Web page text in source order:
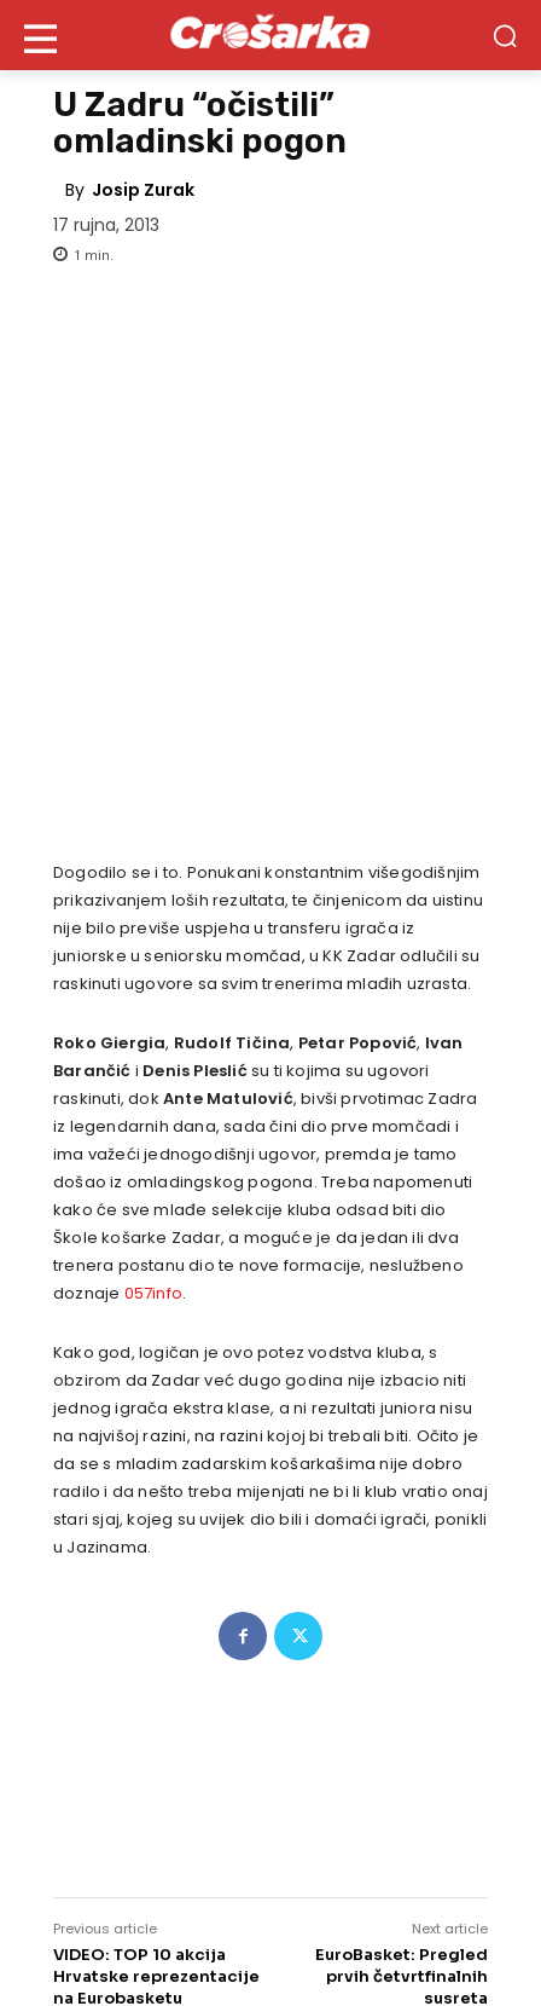
U Zadru “očistili”
omladinski pogon
By Josip Zurak
17 rujna, 2013
1 min.
Dogodilo se i to. Ponukani konstantnim višegodišnjim
prikazivanjem loših rezultata, te činjenicom da uistinu
nije bilo previše uspjeha u transferu igrača iz
juniorske u seniorsku momčad, u KK Zadar odlučili su
raskinuti ugovore sa svim trenerima mlađih uzrasta.
Roko Giergia, Rudolf Tičina, Petar Popović, Ivan
Barančić i Denis Pleslićsu ti kojima su ugovori
raskinuti, dok Ante Matulović, bivši prvotimac Zadra
iz legendarnih dana, sada čini dio prve momčadi i
ima važeći jednogodišnji ugovor, premda je tamo
došao iz omladingskog pogona. Treba napomenuti
kako će sve mlađe selekcije kluba odsad biti dio
Škole košarke Zadar, a moguće je da jedan ili dva
trenera postanu dio te nove formacije, neslužbeno
doznaje 057info.
Kako god, logičan je ovo potez vodstva kluba, s
obzirom da Zadar već dugo godina nije izbacio niti
jednog igrača ekstra klase, a ni rezultati juniora nisu
na najvišoj razini, na razini kojoj bi trebali biti. Očito je
da se s mladim zadarskim košarkašima nije dobro
radilo i da nešto treba mijenjati ne bi li klub vratio onaj
stari sjaj, kojeg su uvijek dio bili i domaći igrači, ponikli
u Jazinama.
Previous article
VIDEO: TOP 10 akcija
Hrvatske reprezentacije
na Eurobasketu
Next article
EuroBasket: Pregled
prvih četvrtfinalnih
susreta